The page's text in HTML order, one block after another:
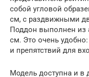
собой угловой
см, с раздвижными
Поддон выполнен из
см. Это очень
и препятствий для
Модель доступна и в